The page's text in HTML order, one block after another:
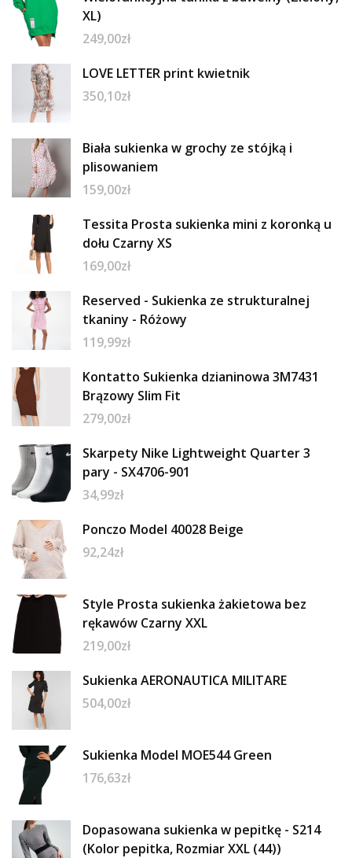
XL)
249,00zł
LOVE LETTER print kwietnik
350,10zł
Biała sukienka w grochy ze stójką i
plisowaniem
159,00zł
Tessita Prosta sukienka mini z koronką u
dołu Czarny XS
169,00zł
Reserved - Sukienka ze strukturalnej
tkaniny - Różowy
119,99zł
Kontatto Sukienka dzianinowa 3M7431
Brązowy Slim Fit
279,00zł
Skarpety Nike Lightweight Quarter 3
pary - SX4706-901
34,99zł
Ponczo Model 40028 Beige
92,24zł
Style Prosta sukienka żakietowa bez
rękawów Czarny XXL
219,00zł
Sukienka AERONAUTICA MILITARE
504,00zł
Sukienka Model MOE544 Green
176,63zł
Dopasowana sukienka w pepitkę - S214
(Kolor pepitka, Rozmiar XXL (44))